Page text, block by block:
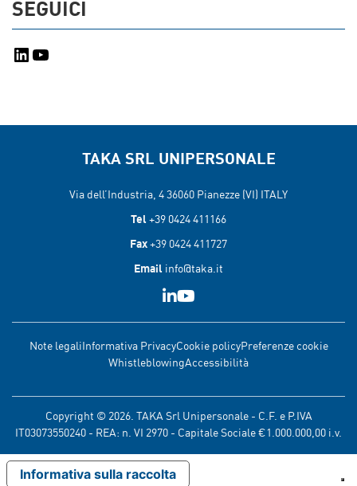
SEGUICI
LinkedIn
YouTube
TAKA SRL UNIPERSONALE
Via dell’Industria, 4 36060 Pianezze (VI) ITALY
Tel +39 0424 411166
Fax +39 0424 411727
Email info@taka.it
Note legali Informativa PrivacyCookie policyPreferenze cookie
WhistleblowingAccessibilità
Copyright © 2026. TAKA Srl Unipersonale - C.F. e P.IVA
IT03073550240 - REA: n. VI 2970 - Capitale Sociale €1.000.000,00 i.v.
Informativa sulla raccolta